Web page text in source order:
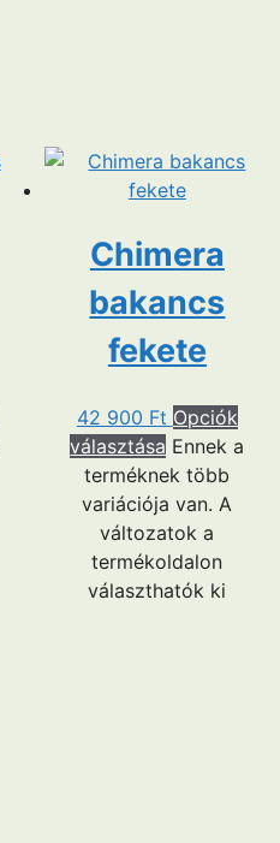
Chimera
bakancs
fekete
42 900 Ft Opciók
választása Ennek a
terméknek több
variációja van. A
változatok a
termékoldalon
választhatók ki